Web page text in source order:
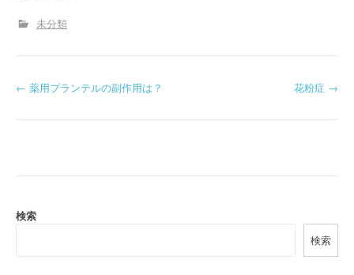
未分類
P
n
← 薬用プランテルの副作用は？ 花粉症 →
検索
検索